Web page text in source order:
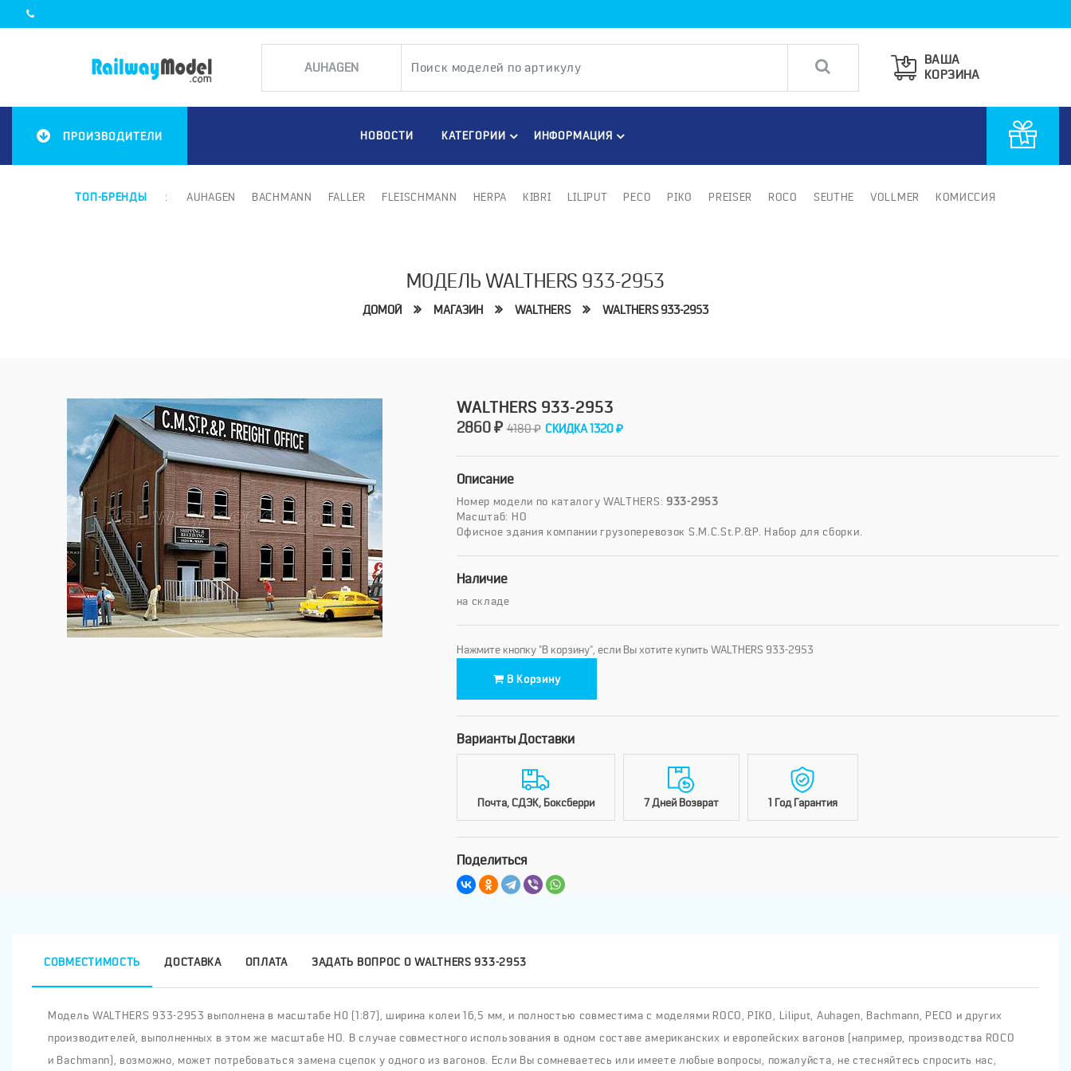
ВАША
КОРЗИНА
ПРОИЗВОДИТЕЛИ НОВОСТИ КАТЕГОРИИ ИНФОРМАЦИЯ
ТОП-БРЕНДЫ : AUHAGEN BACHMANN FALLER FLEISCHMANN HERPA KIBRI LILIPUT PECO PIKO PREISER ROCO SEUTHE VOLLMER КОМИССИЯ
МОДЕЛЬ WALTHERS 933-2953
ДОМОЙ МАГАЗИН WALTHERS WALTHERS 933-2953
WALTHERS 933-2953
2860 ₽ 4180 ₽ СКИДКА 1320 ₽
Описание
Номер модели по каталогу WALTHERS: 933-2953
Масштаб: HO
Офисное здания компании грузоперевозок S.M.C.St.P.&P. Набор для сборки.
Наличие
на складе
Нажмите кнопку "В корзину", если Вы хотите купить WALTHERS 933-2953
В Корзину
Варианты Доставки
Почта, СДЭК, Боксберри 7 Дней Возврат 1 Год Гарантия
Поделиться
СОВМЕСТИМОСТЬ ДОСТАВКА ОПЛАТА ЗАДАТЬ ВОПРОС О WALTHERS 933-2953
Модель WALTHERS 933-2953 выполнена в масштабе H0 (1:87), ширина колеи 16,5 мм, и полностью совместима с моделями ROCO, PIKO, Liliput, Auhagen, Bachmann, PECO и других
производителей, выполненных в этом же масштабе HO. В случае совместного использования в одном составе американских и европейских вагонов (например, производства ROCO
и Bachmann), возможно, может потребоваться замена сцепок у одного из вагонов. Если Вы сомневаетесь или имеете любые вопросы, пожалуйста, не стесняйтесь спросить нас,